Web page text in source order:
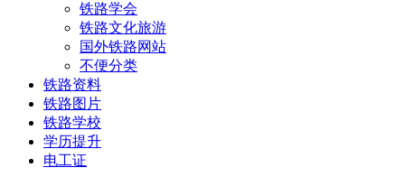
铁路学会
铁路文化旅游
国外铁路网站
不便分类
铁路资料
铁路图片
铁路学校
学历提升
电工证